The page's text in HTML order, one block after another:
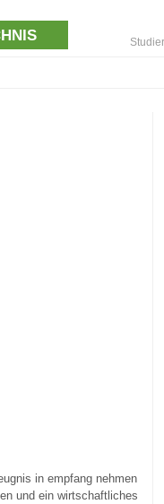
in empfang nehmen
und ein wirtschaftliches